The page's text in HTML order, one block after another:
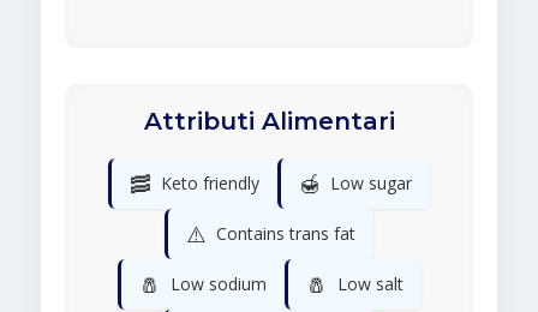
Attributi Alimentari
🥓 Keto friendly 🍯 Low sugar
⚠️ Contains trans fat
🧂 Low sodium 🧂 Low salt